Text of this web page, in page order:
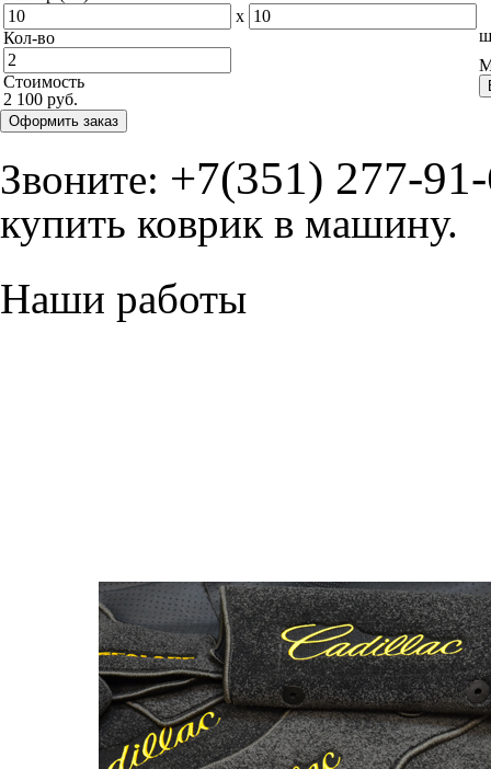
x
Кол-во
Стоимость
2 100 руб.
Оформить заказ
Звоните: +7(351) 277-
купить коврик в машину.
Наши работы